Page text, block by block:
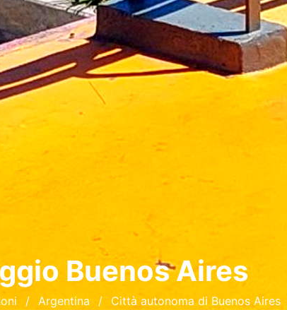
Buenos Aires
Argentina Città autonoma di Buenos Aires